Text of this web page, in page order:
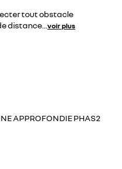
tout obstacle
distance
voir plus
APPROFONDIE PHAS2